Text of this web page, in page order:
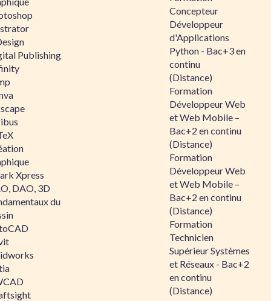
Publishing
Xpress
DAO, 3D
du
Concepteur
Développeur
d'Applications
Python - Bac+3 en
continu
(Distance)
Formation
Développeur Web
et Web Mobile –
Bac+2 en continu
(Distance)
Formation
Développeur Web
et Web Mobile –
Bac+2 en continu
(Distance)
Formation
Technicien
Supérieur Systèmes
et Réseaux - Bac+2
en continu
(Distance)